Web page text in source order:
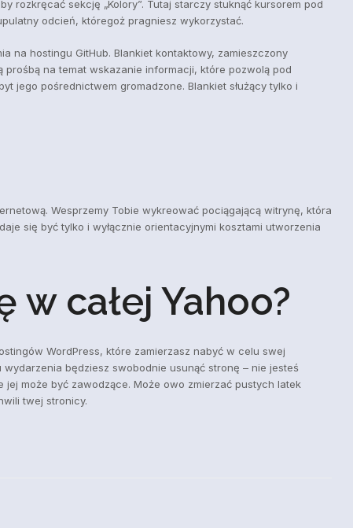
rozkręcać sekcję „Kolory”. Tutaj starczy stuknąć kursorem pod
odcień, któregoż pragniesz wykorzystać.
na hostingu GitHub. Blankiet kontaktowy, zamieszczony
na temat wskazanie informacji, które pozwolą pod
jego pośrednictwem gromadzone. Blankiet służący tylko i
Wesprzemy Tobie wykreować pociągającą witrynę, która
się być tylko i wyłącznie orientacyjnymi kosztami utworzenia
całej Yahoo?
WordPress, które zamierzasz nabyć w celu swej
będziesz swobodnie usunąć stronę – nie jesteś
może być zawodzące. Może owo zmierzać pustych latek
twej stronicy.